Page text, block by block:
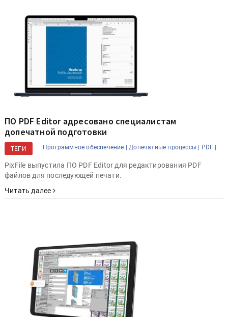
ПО PDF Editor адресовано специалистам
допечатной подготовки
ТЕГИ Программное обеспечение | Допечатные процессы | PDF |
PixFile выпустила ПО PDF Editor для редактирования PDF
файлов для последующей печати.
Читать далее